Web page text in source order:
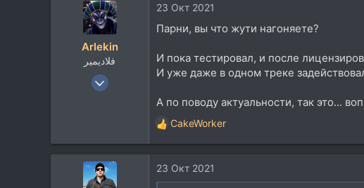
Arlekin
فلاديمير
23 Июн 2008
23 Окт 2021
Парни, вы что жути нагоняете?
И пока тестировал, и после
И уже даже в одном треке
А по поводу актуальности, так это...
Р
е
к
ц
CakeWorker
23 Окт 2021